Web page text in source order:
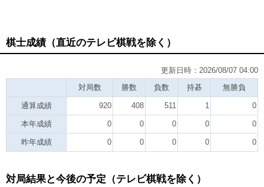
棋士成績（直近のテレビ棋戦を除く）
更新日時：2026/08/07 04:00
対局数
勝数 負数 持碁 無勝負
通算成績 920 408 511 1 0
本年成績 0 0 0 0 0
昨年成績 0 0 0 0 0
対局結果と今後の予定（テレビ棋戦を除く）